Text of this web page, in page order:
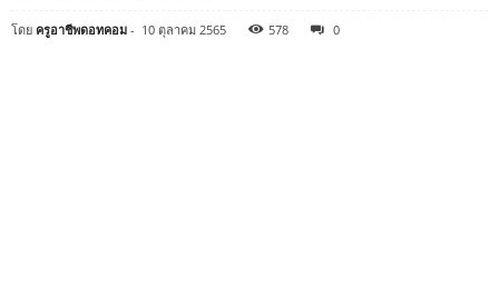
โดย ครูอาชีพดอทคอม - 10 ตุลาคม 2565 578 0